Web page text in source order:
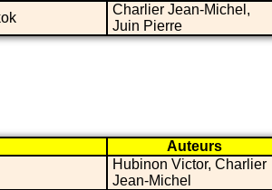
Charlier Jean-Michel,
Juin Pierre
Auteurs
Hubinon Victor, Charlier
Jean-Michel